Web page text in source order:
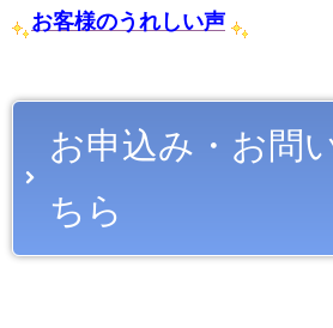
お客様のうれしい声
お申込み・お問
ちら